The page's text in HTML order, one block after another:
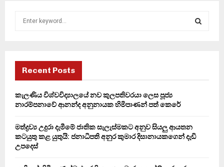
f
r
H
Recent Posts
කැලණිය විශ්වවිද්‍යාලයේ නව කුලපතිවරයා ලෙස පූජ්‍ය
නාරම්පනාවේ ආනන්ද අනුනායක හිමිපාණන් පත් කෙරේ
මත්ද්‍රව්‍ය උදුරා දැමීමේ ජාතික සැලැස්මකට අනුව සියලු ආයතන
කටයුතු කළ යුතුයි: ජනාධිපති අනුර කුමාර දිසානායකගෙන් දැඩි
උපදෙස්